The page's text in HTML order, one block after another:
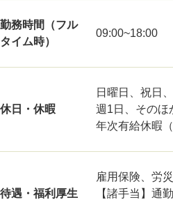
勤務時間（フル
タイム時）
09:00~18:00
休日・休暇
日曜日、祝日
週1日、そのほ
年次有給休暇（
待遇・福利厚生
雇用保険、労
【諸手当】通